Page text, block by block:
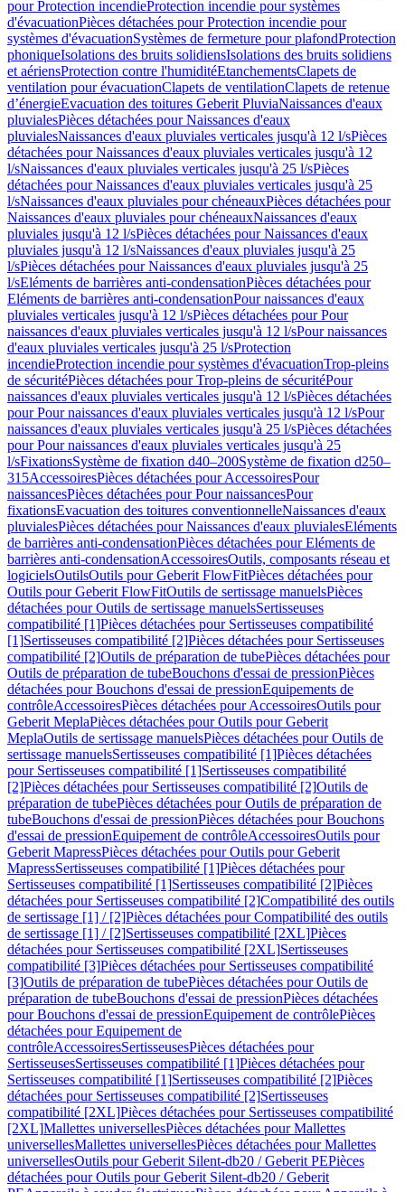
pour Protection incendieProtection incendie pour systèmes
d'évacuationPièces détachées pour Protection incendie pour
systèmes d'évacuationSystèmes de fermeture pour plafondProtection
phoniqueIsolations des bruits solidiensIsolations des bruits solidiens
et aériensProtection contre l'humiditéEtanchementsClapets de
ventilation pour évacuationClapets de ventilationClapets de retenue
d’énergieEvacuation des toitures Geberit PluviaNaissances d'eaux
pluvialesPièces détachées pour Naissances d'eaux
pluvialesNaissances d'eaux pluviales verticales jusqu'à 12 l/sPièces
détachées pour Naissances d'eaux pluviales verticales jusqu'à 12
l/sNaissances d'eaux pluviales verticales jusqu'à 25 l/sPièces
détachées pour Naissances d'eaux pluviales verticales jusqu'à 25
l/sNaissances d'eaux pluviales pour chéneauxPièces détachées pour
Naissances d'eaux pluviales pour chéneauxNaissances d'eaux
pluviales jusqu'à 12 l/sPièces détachées pour Naissances d'eaux
pluviales jusqu'à 12 l/sNaissances d'eaux pluviales jusqu'à 25
l/sPièces détachées pour Naissances d'eaux pluviales jusqu'à 25
l/sEléments de barrières anti-condensationPièces détachées pour
Eléments de barrières anti-condensationPour naissances d'eaux
pluviales verticales jusqu'à 12 l/sPièces détachées pour Pour
naissances d'eaux pluviales verticales jusqu'à 12 l/sPour naissances
d'eaux pluviales verticales jusqu'à 25 l/sProtection
incendieProtection incendie pour systèmes d'évacuationTrop-pleins
de sécuritéPièces détachées pour Trop-pleins de sécuritéPour
naissances d'eaux pluviales verticales jusqu'à 12 l/sPièces détachées
pour Pour naissances d'eaux pluviales verticales jusqu'à 12 l/sPour
naissances d'eaux pluviales verticales jusqu'à 25 l/sPièces détachées
pour Pour naissances d'eaux pluviales verticales jusqu'à 25
l/sFixationsSystème de fixation d40–200Système de fixation d250–
315AccessoiresPièces détachées pour AccessoiresPour
naissancesPièces détachées pour Pour naissancesPour
fixationsEvacuation des toitures conventionnelleNaissances d'eaux
pluvialesPièces détachées pour Naissances d'eaux pluvialesEléments
de barrières anti-condensationPièces détachées pour Eléments de
barrières anti-condensationAccessoiresOutils, composants réseau et
logicielsOutilsOutils pour Geberit FlowFitPièces détachées pour
Outils pour Geberit FlowFitOutils de sertissage manuelsPièces
détachées pour Outils de sertissage manuelsSertisseuses
compatibilité [1]Pièces détachées pour Sertisseuses compatibilité
[1]Sertisseuses compatibilité [2]Pièces détachées pour Sertisseuses
compatibilité [2]Outils de préparation de tubePièces détachées pour
Outils de préparation de tubeBouchons d'essai de pressionPièces
détachées pour Bouchons d'essai de pressionEquipements de
contrôleAccessoiresPièces détachées pour AccessoiresOutils pour
Geberit MeplaPièces détachées pour Outils pour Geberit
MeplaOutils de sertissage manuelsPièces détachées pour Outils de
sertissage manuelsSertisseuses compatibilité [1]Pièces détachées
pour Sertisseuses compatibilité [1]Sertisseuses compatibilité
[2]Pièces détachées pour Sertisseuses compatibilité [2]Outils de
préparation de tubePièces détachées pour Outils de préparation de
tubeBouchons d'essai de pressionPièces détachées pour Bouchons
d'essai de pressionEquipement de contrôleAccessoiresOutils pour
Geberit MapressPièces détachées pour Outils pour Geberit
MapressSertisseuses compatibilité [1]Pièces détachées pour
Sertisseuses compatibilité [1]Sertisseuses compatibilité [2]Pièces
détachées pour Sertisseuses compatibilité [2]Compatibilité des outils
de sertissage [1] / [2]Pièces détachées pour Compatibilité des outils
de sertissage [1] / [2]Sertisseuses compatibilité [2XL]Pièces
détachées pour Sertisseuses compatibilité [2XL]Sertisseuses
compatibilité [3]Pièces détachées pour Sertisseuses compatibilité
[3]Outils de préparation de tubePièces détachées pour Outils de
préparation de tubeBouchons d'essai de pressionPièces détachées
pour Bouchons d'essai de pressionEquipement de contrôlePièces
détachées pour Equipement de
contrôleAccessoiresSertisseusesPièces détachées pour
SertisseusesSertisseuses compatibilité [1]Pièces détachées pour
Sertisseuses compatibilité [1]Sertisseuses compatibilité [2]Pièces
détachées pour Sertisseuses compatibilité [2]Sertisseuses
compatibilité [2XL]Pièces détachées pour Sertisseuses compatibilité
[2XL]Mallettes universellesPièces détachées pour Mallettes
universellesMallettes universellesPièces détachées pour Mallettes
universellesOutils pour Geberit Silent-db20 / Geberit PEPièces
détachées pour Outils pour Geberit Silent-db20 / Geberit